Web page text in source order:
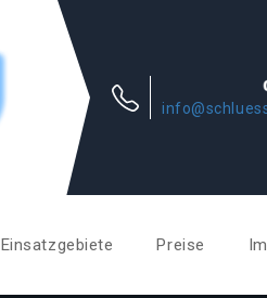
Einsatzgebiete Preise